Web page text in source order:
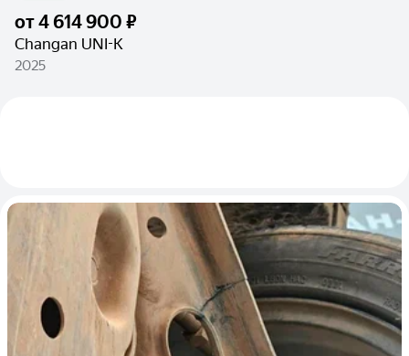
от4 614 900 ₽
Changan UNI-K
2025